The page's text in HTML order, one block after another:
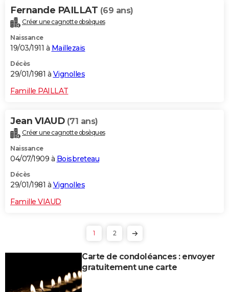
Fernande PAILLAT (69 ans)
Créer une cagnotte obsèques
Naissance
19/03/1911 à Maillezais
Décès
29/01/1981 à Vignolles
Famille PAILLAT
Jean VIAUD (71 ans)
Créer une cagnotte obsèques
Naissance
04/07/1909 à Boisbreteau
Décès
29/01/1981 à Vignolles
Famille VIAUD
1 2
Carte de condoléances : envoyer
gratuitement une carte